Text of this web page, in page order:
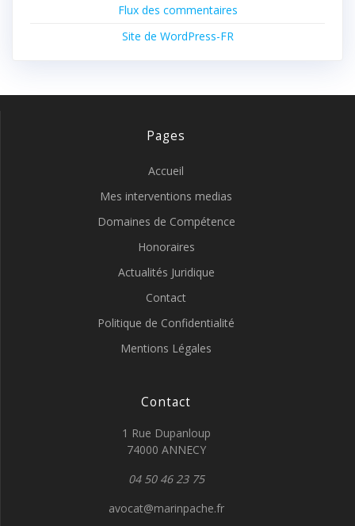
Flux des commentaires
Site de WordPress-FR
Pages
Accueil
Mes interventions medias
Domaines de Compétence
Honoraires
Actualités Juridique
Contact
Politique de Confidentialité
Mentions Légales
Contact
1 Rue Dupanloup
74000 ANNECY
04 50 46 23 75
avocat@marinpache.fr